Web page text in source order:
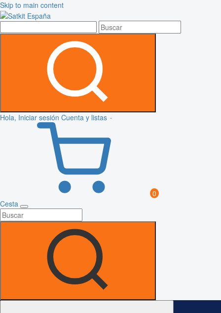
Skip to main content
Hola, Iniciar sesión Cuenta y listas
0
Cesta